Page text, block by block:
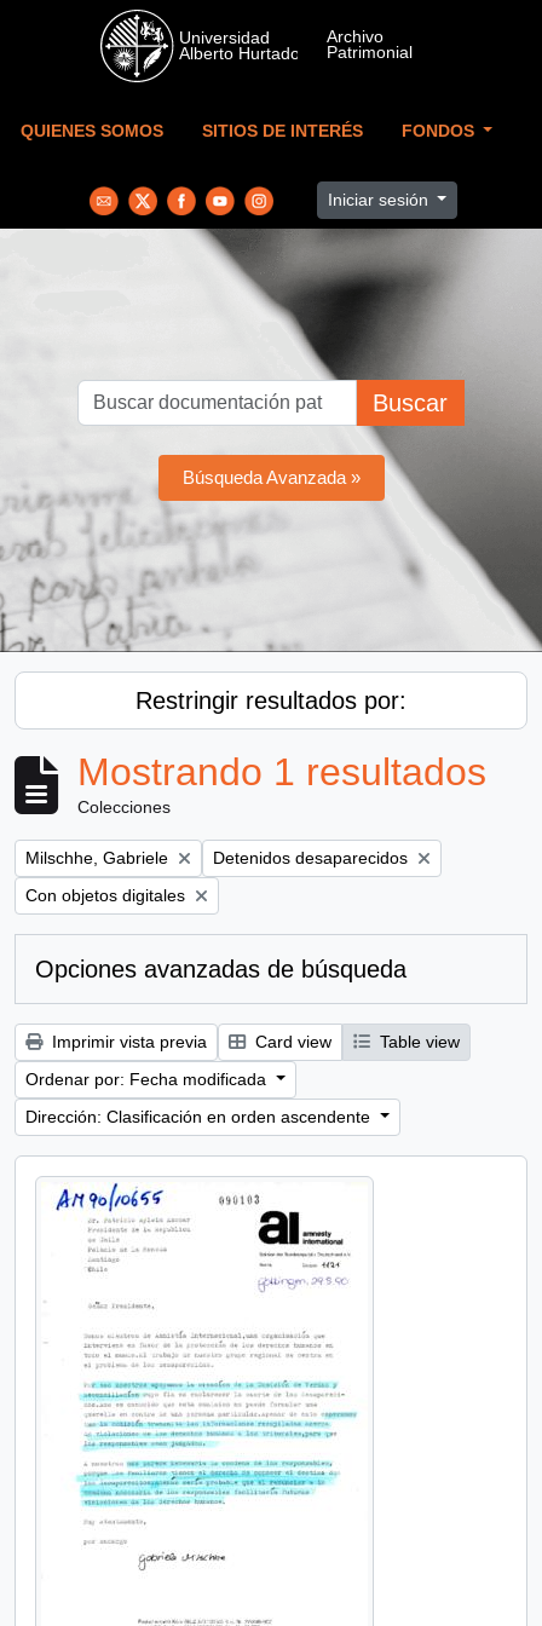
Skip to main content
QUIENES SOMOS SITIOS DE INTERÉS FONDOS
Iniciar sesión
Buscar
Búsqueda Avanzada »
Restringir resultados por:
Mostrando 1 resultados
Colecciones
Remove filter:
Milschhe, Gabriele Remove filter:
Detenidos desaparecidos
Remove filter:
Con objetos digitales
Opciones avanzadas de búsqueda
Imprimir vista previa Card view
Table view
Ordenar por: Fecha modificada
Dirección: Clasificación en orden ascendente